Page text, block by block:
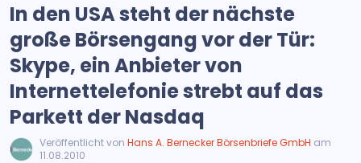
In den USA steht der nächste
große Börsengang vor der Tür:
Skype, ein Anbieter von
Internettelefonie strebt auf das
Parkett der Nasdaq
Veröffentlicht vonHans A. Bernecker Börsenbriefe GmbH am
11.08.2010